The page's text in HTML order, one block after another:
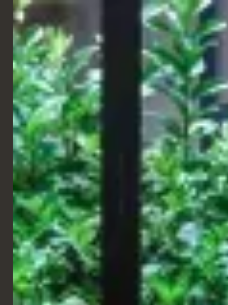
DEUTSCH
KREUZFAHRT
Scarlet Lady | Virgin Voyages
Ein Projekt, das im Bereich Marine für Virgin-Kreuzfahrtschiffe
entwickelt wurde und sich durch einen integrierten Ansatz bei
der Gestaltung und Herstellung maßgeschneiderter
Einrichtungsgegenstände auszeichnet.
Der Auftragsumfang umfasste die Entwicklung
maßgeschneiderter Lösungen, die in Übereinstimmung mit den
maritimen Normen und Vorschriften entwickelt wurden, wobei
besonderes Augenmerk auf die technischen Anforderungen, die
Auswahl zertifizierter Materialien und die Qualität der
Oberflächen gelegt wurde. Jedes Element wurde so konzipiert,
dass Leistung, Langlebigkeit und Sicherheit gewährleistet sind
und gleichzeitig ein hoher ästhetischer Wert erhalten bleibt.
Das Ergebnis ist ein maßgeschneidertes Möbelsystem, das
Funktionalität mit einer klaren Designidentität verbindet und zu
einer einladenden und komfortablen Umgebung mit
unverwechselbarem, zeitgemäßem Charakter beiträgt – ganz im
Sinne der Anforderungen von Architektur- und